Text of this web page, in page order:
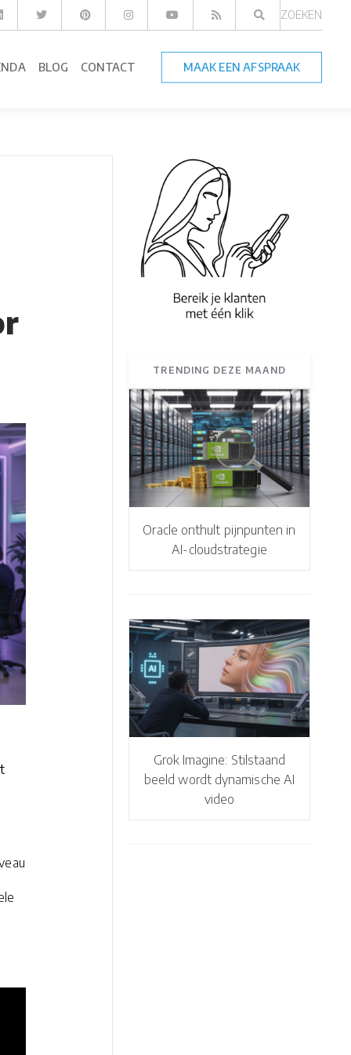
ZOEKEN
BLOG CONTACT MAAK EEN AFSPRAAK
TRENDING DEZE MAAND
Oracle onthult pijnpunten in
AI-cloudstrategie
Grok Imagine: Stilstaand
beeld wordt dynamische AI
video